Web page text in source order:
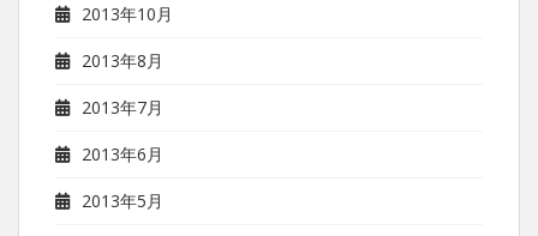
2013年10月
2013年8月
2013年7月
2013年6月
2013年5月